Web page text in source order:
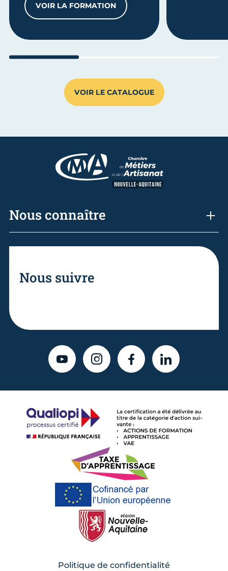
BÂTIMENT - OPTION MÉTALLERIE
VOIR LA FORMATIONCAP ESTHÉTIQUE COSMÉTIQUE
VOIR LE CATALOGUE
Nous connaître
Nous suivre
YOUTUBEINSTAGRAMFACEBOOKLINKEDIN
Politique de confidentialité